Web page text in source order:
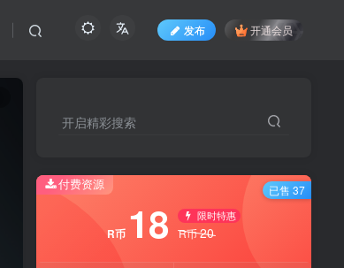
发布 开通会员
开启精彩搜索
付费资源
R币 18 限时特惠
R币20
已售 37